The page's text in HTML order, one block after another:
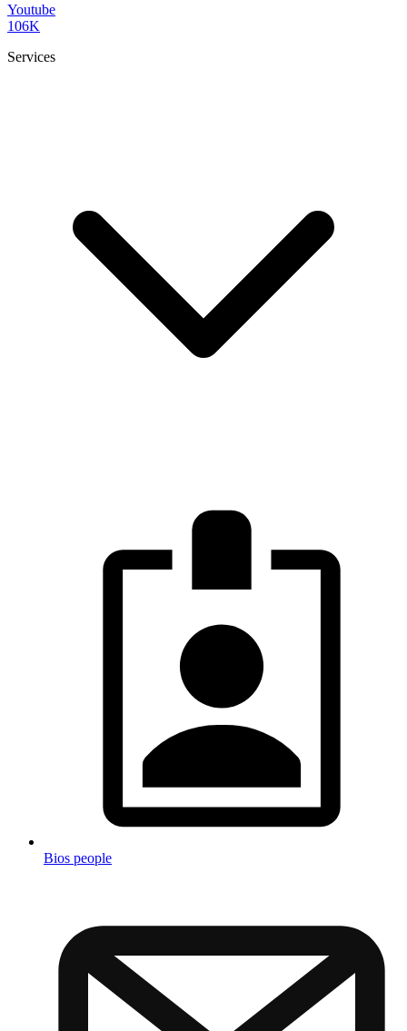
Youtube
106K
Services
Bios people